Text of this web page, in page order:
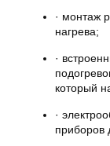
· монтаж
нагрева;
·
который
·
приборов